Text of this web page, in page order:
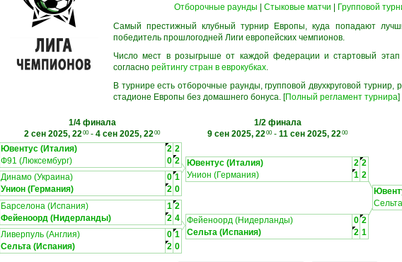
Отборочные раунды
Стыковые матчи Групповой
Самый престижный клубный турнир Европы, куда попадают
победитель прошлогодней Лиги европейских чемпионов.
Число мест в розыгрыше от каждой федерации и стартовый
согласно рейтингу стран в еврокубках.
В турнире есть отборочные раунды, групповой двухкруговой
стадионе Европы без домашнего бонуса. [Полный регламент турнира]
1/4 финала
2 сен 2025, 2200- 4 сен 2025, 2200
1/2 финала
9 сен 2025, 2200- 11 сен 2025, 2200
Ювентус (Италия) 2 2
Ф91 (Люксембург)
0 2
Динамо (Украина)
0 1
Унион (Германия)
2 0
Ювентус (Италия) 2 2
Унион (Германия)
1 2
Барселона (Испания) 1 2
Фейеноорд (Нидерланды)
2 4
Ливерпуль (Англия)
0 1
Сельта (Испания)
2 0
Фейеноорд (Нидерланды) 0 2
Сельта (Испания)
2 1